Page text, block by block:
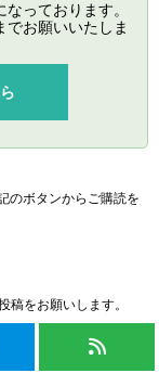
っております。
でお願いいたしま
のボタンからご購読を
稿をお願いします。